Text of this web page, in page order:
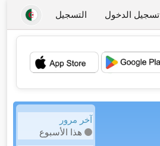
تسجيل الدخول التسجيل
💖
آخر مرور
هذا الأسبوع